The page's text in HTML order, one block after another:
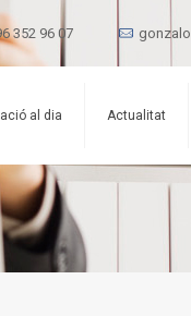
352 96 07
al dia Actualitat